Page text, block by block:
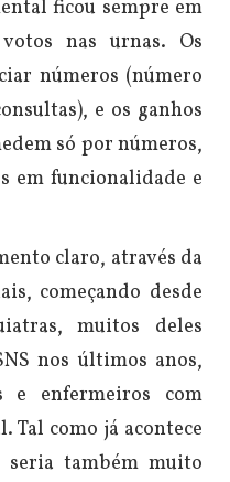
ficou sempre em
nas urnas. Os
números (número
e os ganhos
só por números,
em funcionalidade e
claro, através da
começando desde
muitos deles
nos últimos anos,
e enfermeiros com
Tal como já acontece
seria também muito